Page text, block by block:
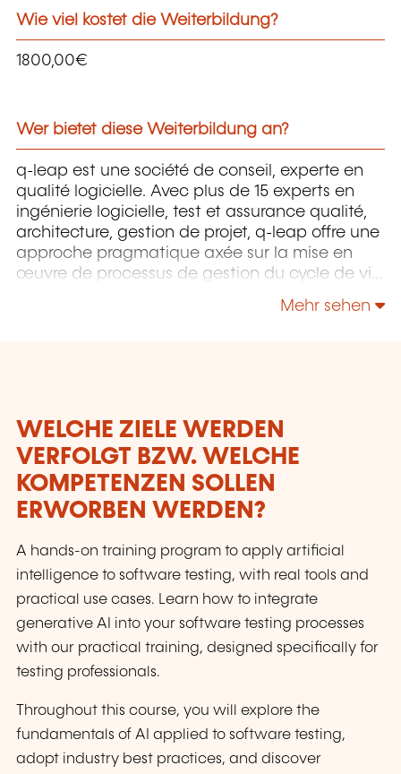
Wie viel kostet die Weiterbildung?
1800,00€
Wer bietet diese Weiterbildung an?
q-leap est une société de conseil, experte en
qualité logicielle. Avec plus de 15 experts en
ingénierie logicielle, test et assurance qualité,
architecture, gestion de projet, q-leap offre une
approche pragmatique axée sur la mise en
œuvre de processus de gestion du cycle de vie
des applications. La formation fait partie
intégrante du service chez q-leap.
Mehr sehen
WELCHE ZIELE WERDEN
VERFOLGT BZW. WELCHE
KOMPETENZEN SOLLEN
ERWORBEN WERDEN?
A hands-on training program to apply artificial
intelligence to software testing, with real tools and
practical use cases. Learn how to integrate
generative AI into your software testing processes
with our practical training, designed specifically for
testing professionals.
Throughout this course, you will explore the
fundamentals of AI applied to software testing,
adopt industry best practices, and discover